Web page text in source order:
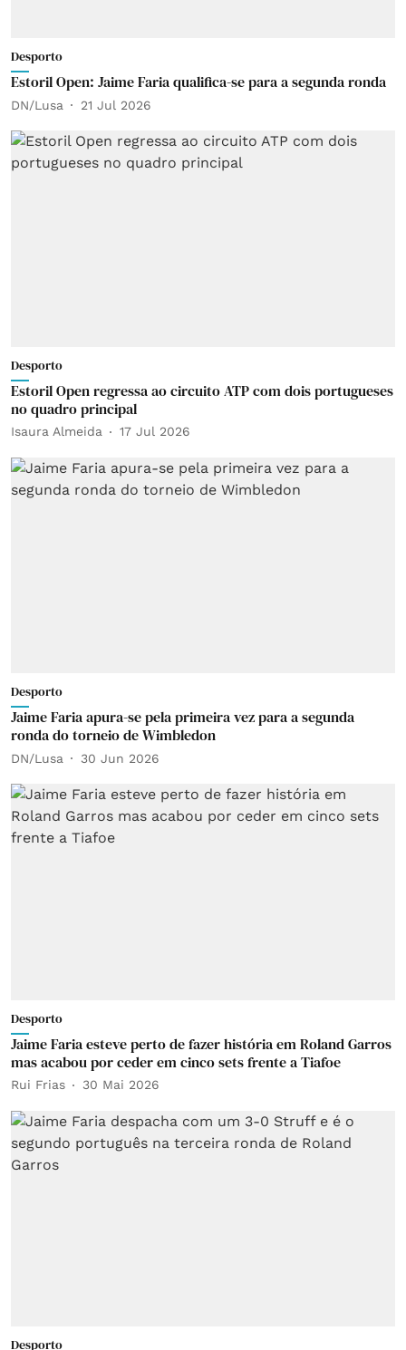
Desporto
Estoril Open: Jaime Faria qualifica-se para a segunda ronda
DN/Lusa 21 Jul 2026
Desporto
Estoril Open regressa ao circuito ATP com dois portugueses
no quadro principal
Isaura Almeida 17 Jul 2026
Desporto
Jaime Faria apura-se pela primeira vez para a segunda
ronda do torneio de Wimbledon
DN/Lusa 30 Jun 2026
Desporto
Jaime Faria esteve perto de fazer história em Roland Garros
mas acabou por ceder em cinco sets frente a Tiafoe
Rui Frias 30 Mai 2026
Desporto